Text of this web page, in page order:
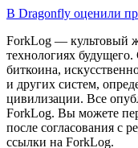
В Dragonfly оценили
ForkLog — культовый
технологиях
биткоина,
и других систем,
цивилизации. Все
ForkLog. Вы можете
после согласования с
ссылки на ForkLog.